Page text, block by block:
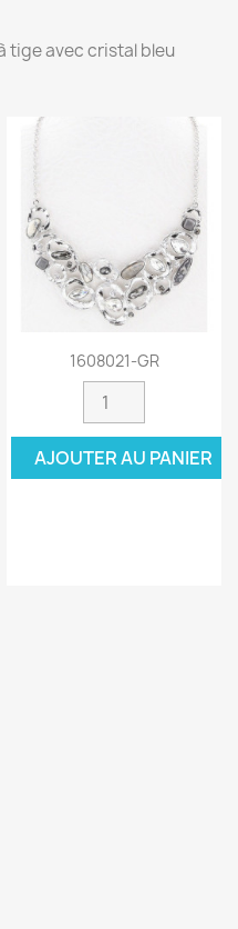
tige avec cristal bleu
1608021-GR
AJOUTER AU PANIER